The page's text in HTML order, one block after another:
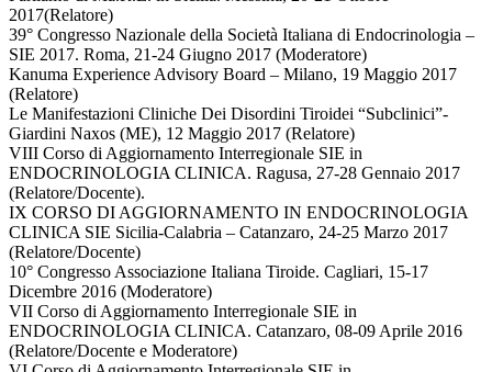
2017(Relatore)
39° Congresso Nazionale della Società Italiana di Endocrinologia –
SIE 2017. Roma, 21-24 Giugno 2017 (Moderatore)
Kanuma Experience Advisory Board – Milano, 19 Maggio 2017
(Relatore)
Le Manifestazioni Cliniche Dei Disordini Tiroidei “Subclinici”-
Giardini Naxos (ME), 12 Maggio 2017 (Relatore)
VIII Corso di Aggiornamento Interregionale SIE in
ENDOCRINOLOGIA CLINICA. Ragusa, 27-28 Gennaio 2017
(Relatore/Docente).
IX CORSO DI AGGIORNAMENTO IN ENDOCRINOLOGIA
CLINICA SIE Sicilia-Calabria – Catanzaro, 24-25 Marzo 2017
(Relatore/Docente)
10° Congresso Associazione Italiana Tiroide. Cagliari, 15-17
Dicembre 2016 (Moderatore)
VII Corso di Aggiornamento Interregionale SIE in
ENDOCRINOLOGIA CLINICA. Catanzaro, 08-09 Aprile 2016
(Relatore/Docente e Moderatore)